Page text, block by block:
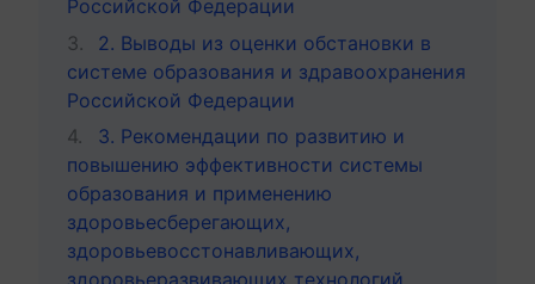
Российской Федерации
2. Выводы из оценки обстановки в
системе образования и здравоохранения
Российской Федерации
3. Рекомендации по развитию и
повышению эффективности системы
образования и применению
здоровьесберегающих,
здоровьевосстонавливающих,